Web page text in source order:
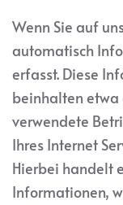
Wenn Sie auf
automatisch
erfasst. Diese
beinhalten etwa
verwendete
Ihres Internet
Hierbei handelt
Informationen,